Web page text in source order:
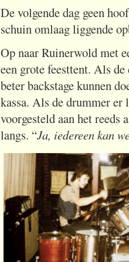
De volgende dag geen
schuin omlaag liggende
Op naar Ruinerwold met
een grote feesttent. Als
beter backstage kunnen
kassa. Als de drummer
voorgesteld aan het reeds
langs. “Ja, iedereen kan